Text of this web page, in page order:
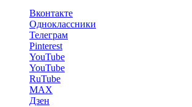
Вконтакте
Одноклассники
Телеграм
Pinterest
YouTube
YouTube
RuTube
MAX
Дзен